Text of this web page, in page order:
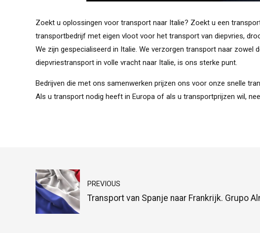
Zoekt u oplossingen voor transport naar Italie? Zoekt u een
transportbedrijf met eigen vloot voor het transport van diepvries,
We zijn gespecialiseerd in Italie. We verzorgen transport naar zowel
diepvriestransport in volle vracht naar Italie, is ons sterke punt.
Bedrijven die met ons samenwerken prijzen ons voor onze snelle
Als u transport nodig heeft in Europa of als u transportprijzen wil,
PREVIOUS
Transport van Spanje naar Frankrijk. Grupo